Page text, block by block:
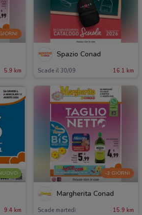
5.9 km
Spazio Conad
Scade il 30/09 16.1 km
9.4 km
-3 GIORNI
Margherita Conad
Scade martedì 15.9 km